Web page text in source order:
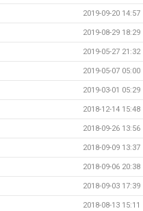
2019-09-20 14:57
2019-08-29 18:29
2019-05-27 21:32
2019-05-07 05:00
2019-03-01 05:29
2018-12-14 15:48
2018-09-26 13:56
2018-09-09 13:37
2018-09-06 20:38
2018-09-03 17:39
2018-08-13 15:11